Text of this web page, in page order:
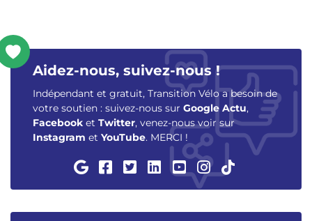
Aidez-nous, suivez-nous !
Indépendant et gratuit, Transition Vélo a besoin de
votre soutien : suivez-nous sur Google Actu,
Facebook et Twitter, venez-nous voir sur
Instagram et YouTube. MERCI !